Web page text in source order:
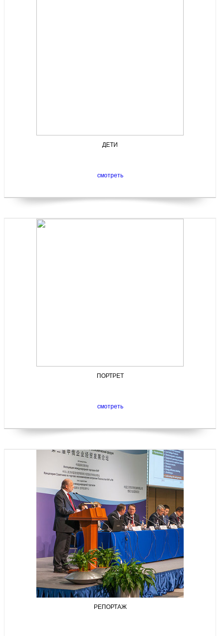
ДЕТИ
смотреть
ПОРТРЕТ
смотреть
РЕПОРТАЖ